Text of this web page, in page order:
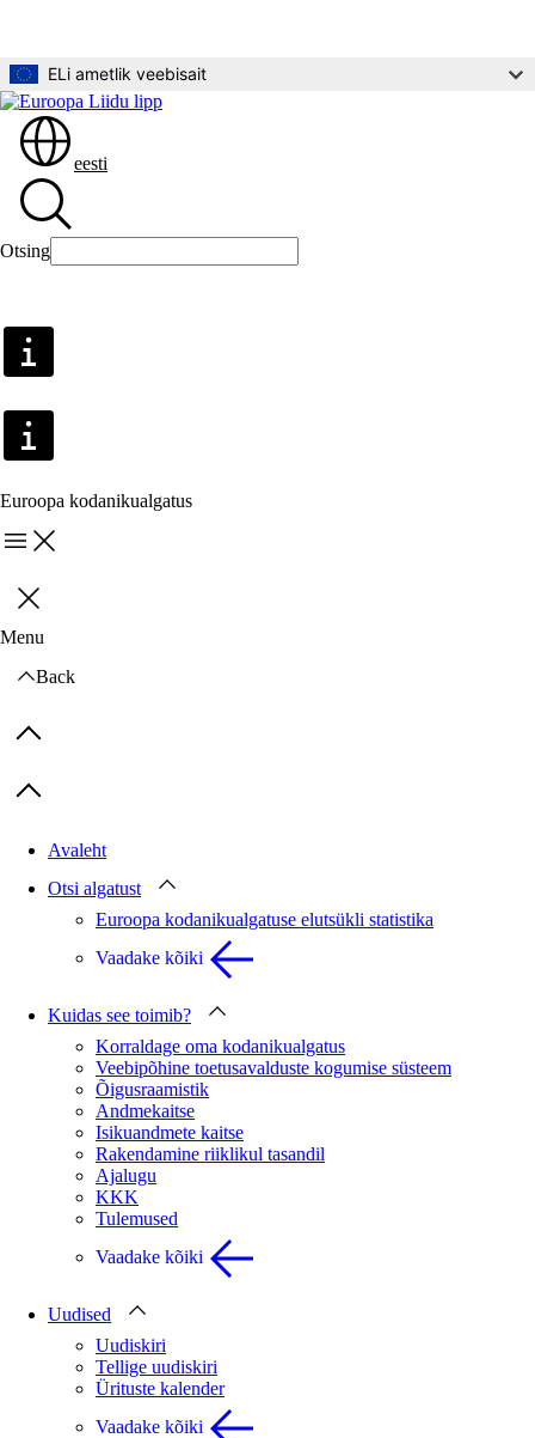
ELi ametlik veebisait
eesti
Otsing
Euroopa kodanikualgatus
Menu
Sulge
Menu
Back
Previous items
Next items
Avaleht
Otsi algatust
Euroopa kodanikualgatuse elutsükli statistika
Vaadake kõiki
Kuidas see toimib?
Korraldage oma kodanikualgatus
Veebipõhine toetusavalduste kogumise süsteem
Õigusraamistik
Andmekaitse
Isikuandmete kaitse
Rakendamine riiklikul tasandil
Ajalugu
KKK
Tulemused
Vaadake kõiki
Uudised
Uudiskiri
Tellige uudiskiri
Ürituste kalender
Vaadake kõiki